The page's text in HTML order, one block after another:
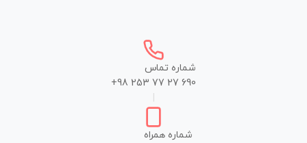
شماره تماس
+98 253 77 27 690
شماره همراه